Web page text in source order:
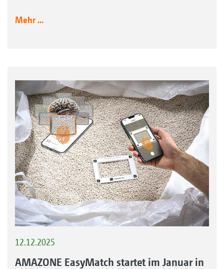
Mehr ...
12.12.2025
AMAZONE EasyMatch startet im Januar in